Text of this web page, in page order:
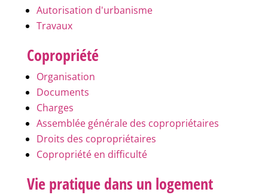
Autorisation d'urbanisme
Travaux
Copropriété
Organisation
Documents
Charges
Assemblée générale des copropriétaires
Droits des copropriétaires
Copropriété en difficulté
Vie pratique dans un logement